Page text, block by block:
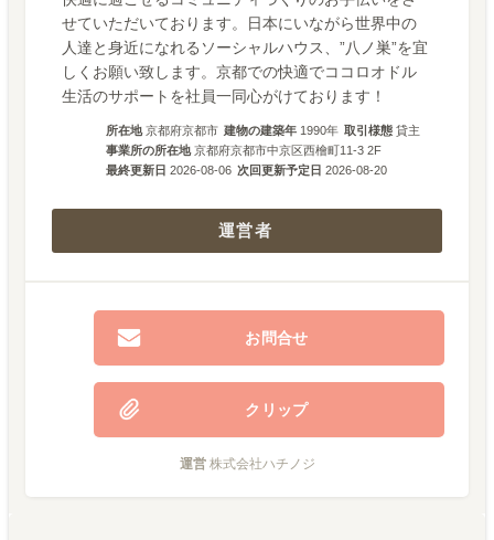
せていただいております。日本にいながら世界中の
人達と身近になれるソーシャルハウス、”八ノ巣”を宜
しくお願い致します。京都での快適でココロオドル
生活のサポートを社員一同心がけております！
所在地 京都府京都市 建物の建築年 1990年 取引様態 貸主
事業所の所在地 京都府京都市中京区西檜町11-3 2F
最終更新日 2026-08-06 次回更新予定日 2026-08-20
運営者
お問合せ
クリップ
運営 株式会社ハチノジ